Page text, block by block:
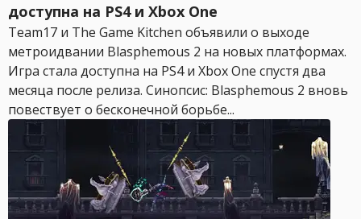
доступна на PS4 и Xbox One
Team17 и The Game Kitchen объявили о выходе
метроидвании Blasphemous 2 на новых платформах.
Игра стала доступна на PS4 и Xbox One спустя два
месяца после релиза. Синопсис: Blasphemous 2 вновь
повествует о бесконечной борьбе...